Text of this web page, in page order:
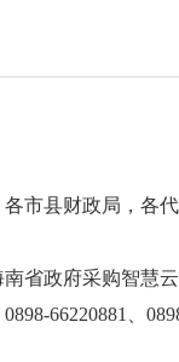
市县财政局，各
省政府采购智慧
66220881、